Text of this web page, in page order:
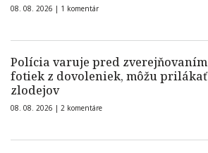
08. 08. 2026 | 1 komentár
Polícia varuje pred zverejňovaním
fotiek z dovoleniek, môžu prilákať
zlodejov
08. 08. 2026 | 2 komentáre